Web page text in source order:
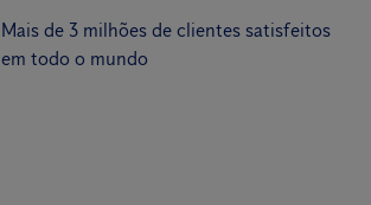
Mais de 3 milhões de clientes satisfeitos
em todo o mundo